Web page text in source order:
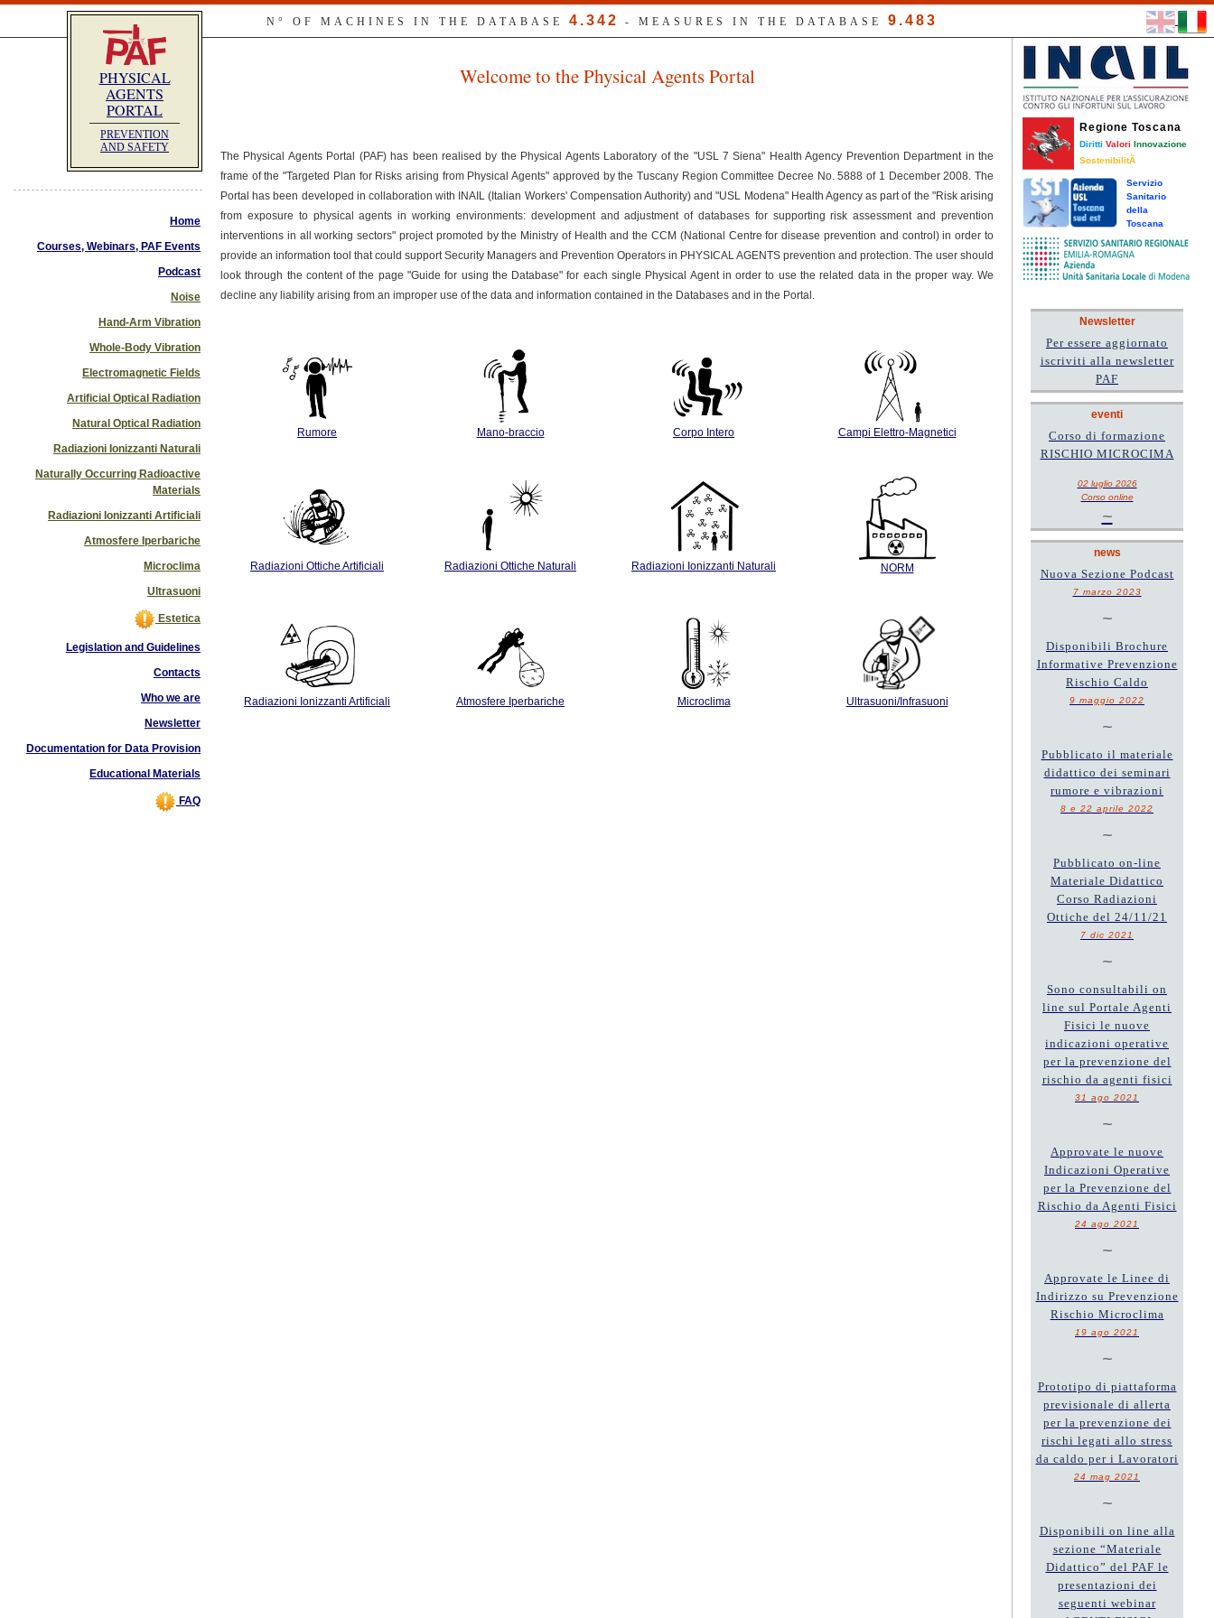
N° OF MACHINES IN THE DATABASE 4.342 - MEASURES IN THE DATABASE 9.483
PHYSICAL
AGENTS
PORTAL
PREVENTION
AND SAFETY
Home
Courses, Webinars, PAF Events
Podcast
Noise
Hand-Arm Vibration
Whole-Body Vibration
Electromagnetic Fields
Artificial Optical Radiation
Natural Optical Radiation
Radiazioni Ionizzanti Naturali
Naturally Occurring Radioactive
Materials
Radiazioni Ionizzanti Artificiali
Atmosfere Iperbariche
Microclima
Ultrasuoni
Estetica
Legislation and Guidelines
Contacts
Who we are
Newsletter
Documentation for Data Provision
Educational Materials
FAQ
Welcome to the Physical Agents Portal
The Physical Agents Portal (PAF) has been realised by the Physical Agents Laboratory of the "USL 7 Siena" Health Agency Prevention Department in the
frame of the "Targeted Plan for Risks arising from Physical Agents" approved by the Tuscany Region Committee Decree No. 5888 of 1 December 2008. The
Portal has been developed in collaboration with INAIL (Italian Workers' Compensation Authority) and "USL Modena" Health Agency as part of the "Risk arising
from exposure to physical agents in working environments: development and adjustment of databases for supporting risk assessment and prevention
interventions in all working sectors" project promoted by the Ministry of Health and the CCM (National Centre for disease prevention and control) in order to
provide an information tool that could support Security Managers and Prevention Operators in PHYSICAL AGENTS prevention and protection. The user should
look through the content of the page "Guide for using the Database" for each single Physical Agent in order to use the related data in the proper way. We
decline any liability arising from an improper use of the data and information contained in the Databases and in the Portal.
Rumore Mano-braccio Corpo Intero Campi Elettro-Magnetici
Radiazioni Ottiche Artificiali Radiazioni Ottiche Naturali Radiazioni Ionizzanti Naturali NORM
Radiazioni Ionizzanti Artificiali Atmosfere Iperbariche Microclima Ultrasuoni/Infrasuoni
Regione Toscana
Diritti Valori Innovazione
SostenibilitÃ
Servizio
Sanitario
della
Toscana
Newsletter
Per essere aggiornato
iscriviti alla newsletter
PAF
eventi
Corso di formazione
RISCHIO MICROCIMA
02 luglio 2026
Corso online
~
news
Nuova Sezione Podcast
7 marzo 2023
~
Disponibili Brochure
Informative Prevenzione
Rischio Caldo
9 maggio 2022
~
Pubblicato il materiale
didattico dei seminari
rumore e vibrazioni
8 e 22 aprile 2022
~
Pubblicato on-line
Materiale Didattico
Corso Radiazioni
Ottiche del 24/11/21
7 dic 2021
~
Sono consultabili on
line sul Portale Agenti
Fisici le nuove
indicazioni operative
per la prevenzione del
rischio da agenti fisici
31 ago 2021
~
Approvate le nuove
Indicazioni Operative
per la Prevenzione del
Rischio da Agenti Fisici
24 ago 2021
~
Approvate le Linee di
Indirizzo su Prevenzione
Rischio Microclima
19 ago 2021
~
Prototipo di piattaforma
previsionale di allerta
per la prevenzione dei
rischi legati allo stress
da caldo per i Lavoratori
24 mag 2021
~
Disponibili on line alla
sezione “Materiale
Didattico” del PAF le
presentazioni dei
seguenti webinar